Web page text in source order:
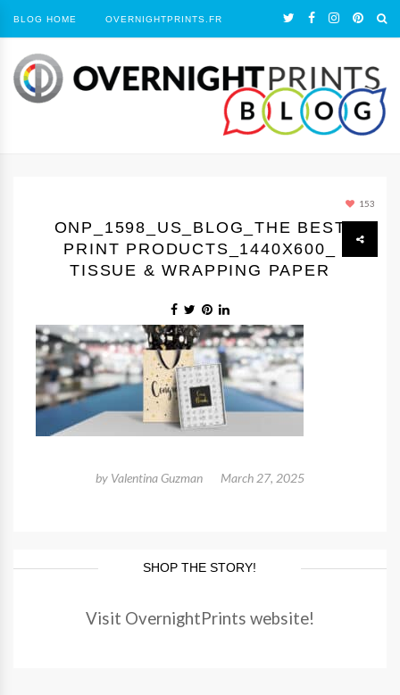
BLOG HOME OVERNIGHTPRINTS.FR
153
ONP_1598_US_BLOG_THE BEST
PRINT PRODUCTS_1440Х600_
TISSUE & WRAPPING PAPER
by Valentina Guzman March 27, 2025
SHOP THE STORY!
Visit OvernightPrints website!